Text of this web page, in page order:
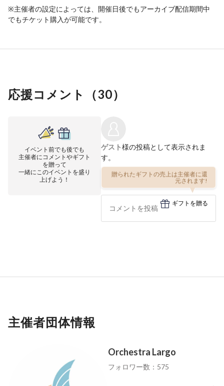
※主催者の設定によっては、開催日後でもアーカイブ配信期間中
でもチケット購入が可能です。
応援コメント（30）
イベント前でも後でも
主催者にコメントやギフト
を贈って
一緒にこのイベントを盛り
上げよう！
ゲスト様の投稿として表示されま
す。
贈られたギフトの売上は主催者に還
元されます!
ギフトを贈る
主催者団体情報
Orchestra Largo
フォロワー数：575